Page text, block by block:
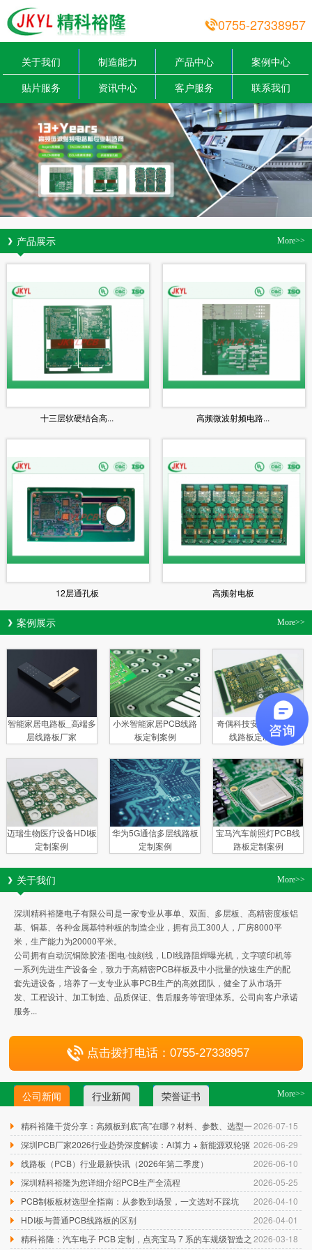
0755-27338957
关于我们 制造能力 产品中心
案例中心
贴片服务
资讯中心 客户服务 联系我们
More>>
产品展示
十三层软硬结合高... 高频微波射频电路...
12层通孔板 高频射电板
More>>
案例展示
智能家居电路板_高端多
层线路板厂家
小米智能家居PCB线路
板定制案例
奇偶科技安防电子多层
线路板定制案例
迈瑞生物医疗设备HDI板
定制案例
华为5G通信多层线路板
定制案例
宝马汽车前照灯PCB线
路板定制案例
More>>
关于我们
深圳精科裕隆电子有限公司是一家专业从事单、双面、多层板、高精密度板铝
基、铜基、各种金属基特种板的制造企业，拥有员工300人，厂房8000平
米，生产能力为20000平米。
公司拥有自动沉铜除胶渣-图电-蚀刻线，LDI线路阻焊曝光机，文字喷印机等
一系列先进生产设备全，致力于高精密PCB样板及中小批量的快速生产的配
套先进设备，培养了一支专业从事PCB生产的高效团队，健全了从市场开
发、工程设计、加工制造、品质保证、售后服务等管理体系。公司向客户承诺
服务...
点击拨打电话：0755-27338957
More>>
公司新闻 行业新闻 荣誉证书
2026-07-15
精科裕隆干货分享：高频板到底"高"在哪？材料、参数、选型一
篇讲透
2026-06-29
深圳PCB厂家2026行业趋势深度解读：AI算力 + 新能源双轮驱
动，精密线路板迎来爆发期
2026-06-10
线路板（PCB）行业最新快讯（2026年第二季度）
2026-05-25
深圳精科裕隆为您详细介绍PCB生产全流程
2026-04-10
PCB制板板材选型全指南：从参数到场景，一文选对不踩坑
2026-04-01
HDI板与普通PCB线路板的区别
2026-03-18
精科裕隆：汽车电子 PCB 定制，点亮宝马 7 系的车规级智造之